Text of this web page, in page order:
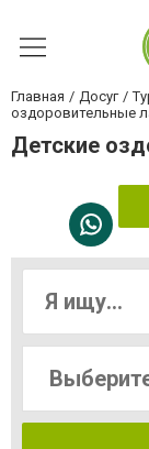
Главная Досуг
оздоровительные
Детские